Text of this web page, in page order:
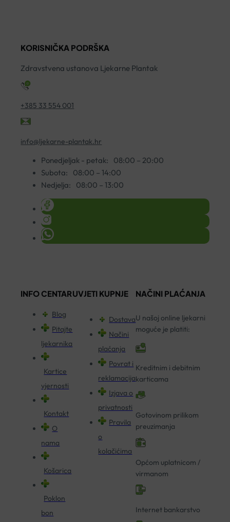
KAPSULE
A30
KORISNIČKA PODRŠKA
Zdravstvena ustanova Ljekarne Plantak
+385 33 554 001
info@ljekarne-plantak.hr
Ponedjeljak - petak:
08:00 – 20:00
Subota:
08:00 – 14:00
Nedjelja:
08:00 – 13:00
INFO CENTAR
Blog
Pitajte
ljekarnika
Kartice
vjernosti
Kontakt
O
nama
Košarica
Poklon
bon
UVJETI KUPNJE
Dostava
Načini
plaćanja
Povrat i
reklamacija
Izjava o
privatnosti
Pravila
o
kolačićima
NAČINI PLAĆANJA
U našoj online ljekarni
moguće je platiti:
Kreditnim i debitnim
karticama
Gotovinom prilikom
preuzimanja
Općom uplatnicom /
virmanom
Internet bankarstvo